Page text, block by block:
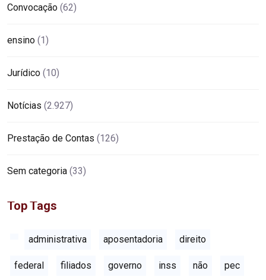
Convocação (62)
ensino (1)
Jurídico (10)
Notícias (2.927)
Prestação de Contas (126)
Sem categoria (33)
Top Tags
administrativa aposentadoria direito
federal filiados governo inss não pec